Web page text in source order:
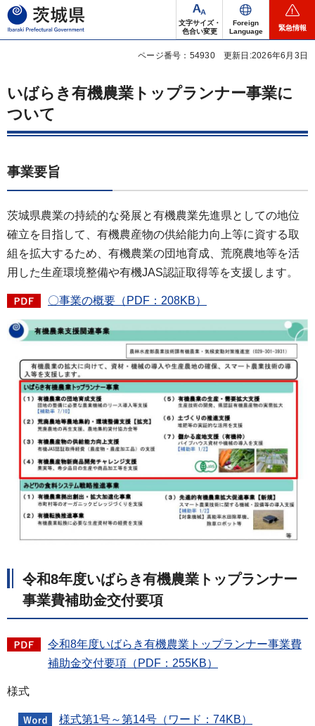
茨城県
文字サイズ・
色合い変更
Foreign
Language
緊急情報
ページ番号：54930 更新日:2026年6月3日
いばらき有機農業トップランナー事業に
ついて
事業要旨
茨城県農業の持続的な発展と有機農業先進県としての地位
確立を目指して、有機農産物の供給能力向上等に資する取
組を拡大するため、有機農業の団地育成、荒廃農地等を活
用した生産環境整備や有機JAS認証取得等を支援します。
〇事業の概要（PDF：208KB）
令和8年度いばらき有機農業トップランナー
事業費補助金交付要項
令和8年度いばらき有機農業トップランナー事業費
補助金交付要項（PDF：255KB）
様式
様式第1号～第14号（ワード：74KB）